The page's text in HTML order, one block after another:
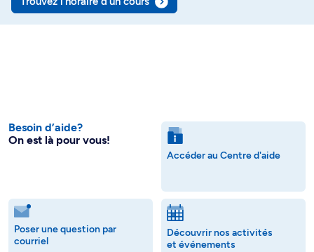
Besoin d’aide?
On est là pour vous!
Accéder au Centre d'aide
Poser une question par
courriel
Découvrir nos activités
et événements